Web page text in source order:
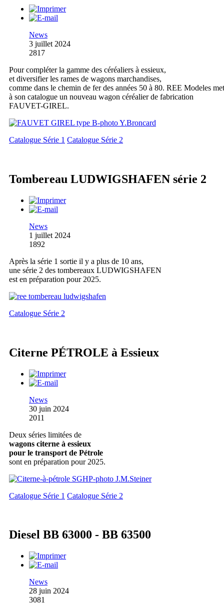
News
3 juillet 2024
2817
Pour compléter la gamme des céréaliers à essieux,
et diversifier les rames de wagons marchandises,
comme dans le chemin de fer des années 50 à 80. REE Modeles met
à son catalogue un nouveau wagon céréalier de fabrication
FAUVET-GIREL.
Catalogue Série 1 Catalogue Série 2
Tombereau LUDWIGSHAFEN série 2
News
1 juillet 2024
1892
Après la série 1 sortie il y a plus de 10 ans,
une série 2 des tombereaux LUDWIGSHAFEN
est en préparation pour 2025.
Catalogue Série 2
Citerne PÉTROLE à Essieux
News
30 juin 2024
2011
Deux séries limitées de
wagons citerne à essieux
pour le transport de Pétrole
sont en préparation pour 2025.
Catalogue Série 1 Catalogue Série 2
Diesel BB 63000 - BB 63500
News
28 juin 2024
3081